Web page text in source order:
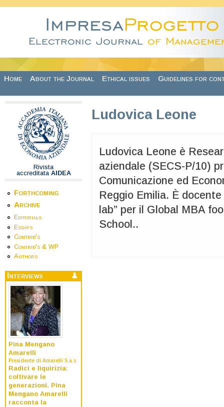
Home About the Journal Ethical issues Guidelines for
Rivista
accreditata AIDEA
Forthcoming
Archive
Editorials
Essays
Contrib's
Contrib's & WP
Authors
Interviews
Pina Mengano
Amarelli
Presidente di Amarelli S.a.s.
Radici e liquirizia:
coltivare le
generazioni. Pina
Mengano Amarelli
racconta la
Ludovica Leone
Ludovica Leone è
aziendale (SECS-P/10)
Comunicazione ed
Reggio Emilia. È
lab” per il Global MBA
School..